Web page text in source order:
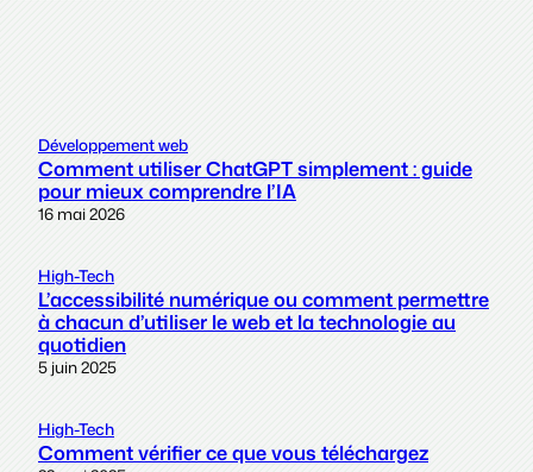
Développement web
Comment utiliser ChatGPT simplement : guide
pour mieux comprendre l’IA
16 mai 2026
High-Tech
L’accessibilité numérique ou comment permettre
à chacun d’utiliser le web et la technologie au
quotidien
5 juin 2025
High-Tech
Comment vérifier ce que vous téléchargez